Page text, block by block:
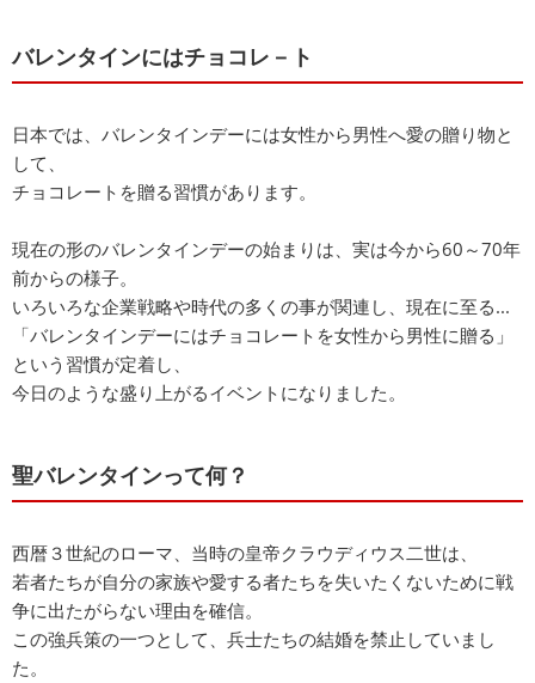
バレンタインにはチョコレ－ト
日本では、バレンタインデーには女性から男性へ愛の贈り物と
して、
チョコレートを贈る習慣があります。
現在の形のバレンタインデーの始まりは、実は今から60～70年
前からの様子。
いろいろな企業戦略や時代の多くの事が関連し、現在に至る...
「バレンタインデーにはチョコレートを女性から男性に贈る」
という習慣が定着し、
今日のような盛り上がるイベントになりました。
聖バレンタインって何？
西暦３世紀のローマ、当時の皇帝クラウディウス二世は、
若者たちが自分の家族や愛する者たちを失いたくないために戦
争に出たがらない理由を確信。
この強兵策の一つとして、兵士たちの結婚を禁止していまし
た。